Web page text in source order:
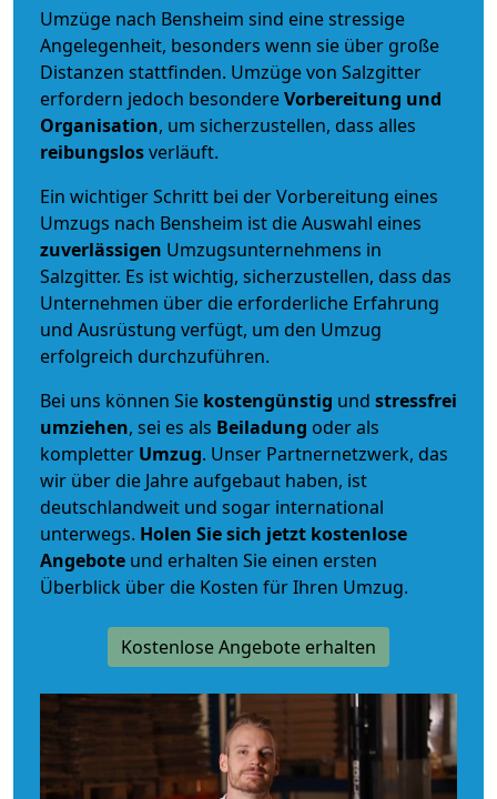
Umzüge nach Bensheim sind eine stressige
Angelegenheit, besonders wenn sie über große
Distanzen stattfinden. Umzüge von Salzgitter
erfordern jedoch besondereVorbereitung und
Organisation, um sicherzustellen, dass alles
reibungslosverläuft.
Ein wichtiger Schritt bei der Vorbereitung eines
Umzugs nach Bensheim ist die Auswahl eines
zuverlässigen Umzugsunternehmens in
Salzgitter. Es ist wichtig, sicherzustellen, dass das
Unternehmen über die erforderliche Erfahrung
und Ausrüstung verfügt, um den Umzug
erfolgreich durchzuführen.
Bei uns können Sie kostengünstig und stressfrei
umziehen, sei es als Beiladung oder als
kompletter Umzug. Unser Partnernetzwerk, das
wir über die Jahre aufgebaut haben, ist
deutschlandweit und sogar international
unterwegs. Holen Sie sich jetzt kostenlose
Angebote und erhalten Sie einen ersten
Überblick über die Kosten für Ihren Umzug.
Kostenlose Angebote erhalten